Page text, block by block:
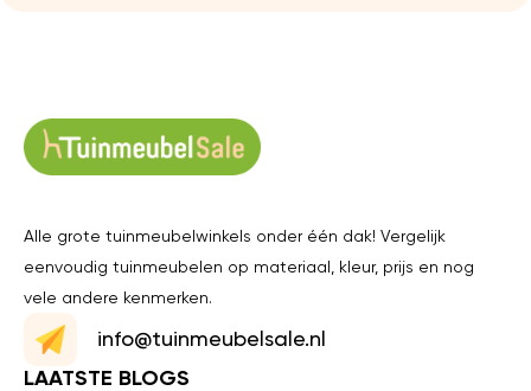
Alle grote tuinmeubelwinkels onder één dak! Vergelijk
eenvoudig tuinmeubelen op materiaal, kleur, prijs en nog
vele andere kenmerken.
info@tuinmeubelsale.nl
LAATSTE BLOGS